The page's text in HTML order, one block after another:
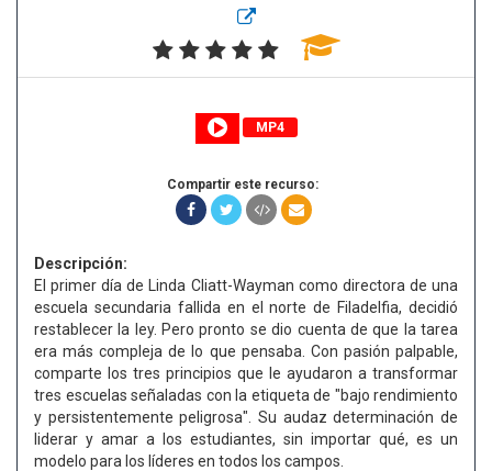
MP4
Compartir este recurso:
Descripción:
El primer día de Linda Cliatt-Wayman como directora de una
escuela secundaria fallida en el norte de Filadelfia, decidió
restablecer la ley. Pero pronto se dio cuenta de que la tarea
era más compleja de lo que pensaba. Con pasión palpable,
comparte los tres principios que le ayudaron a transformar
tres escuelas señaladas con la etiqueta de "bajo rendimiento
y persistentemente peligrosa". Su audaz determinación de
liderar y amar a los estudiantes, sin importar qué, es un
modelo para los líderes en todos los campos.